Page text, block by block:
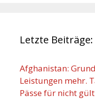
Letzte Beiträge:
Afghanistan:
Leistungen mehr.
Pässe für nicht